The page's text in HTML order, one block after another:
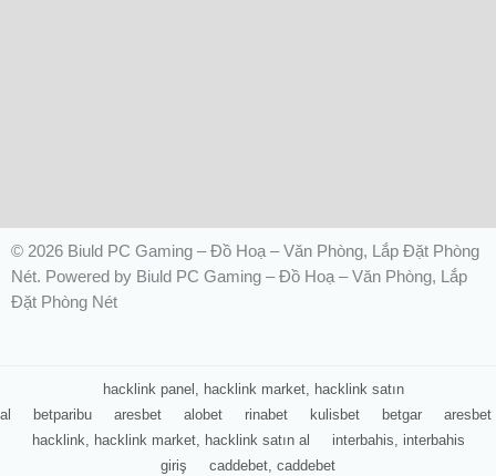
© 2026 Biuld PC Gaming – Đồ Hoạ – Văn Phòng, Lắp Đặt Phòng
Nét. Powered by Biuld PC Gaming – Đồ Hoạ – Văn Phòng, Lắp
Đặt Phòng Nét
hacklink panel, hacklink market, hacklink satın
al
betparibu aresbet alobet rinabet kulisbet betgar
aresbet
hacklink, hacklink market, hacklink satın al
interbahis, interbahis
giriş
caddebet, caddebet